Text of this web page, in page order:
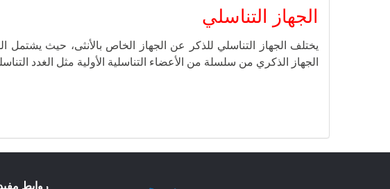
الجهاز التناسلي
يختلف الجهاز التناسلي للذكر عن الجهاز الخاص بالأنثى، حيث يشتمل
الجهاز الذكري من سلسلة من الأعضاء التناسلية الأولية مثل الغدد
روابط